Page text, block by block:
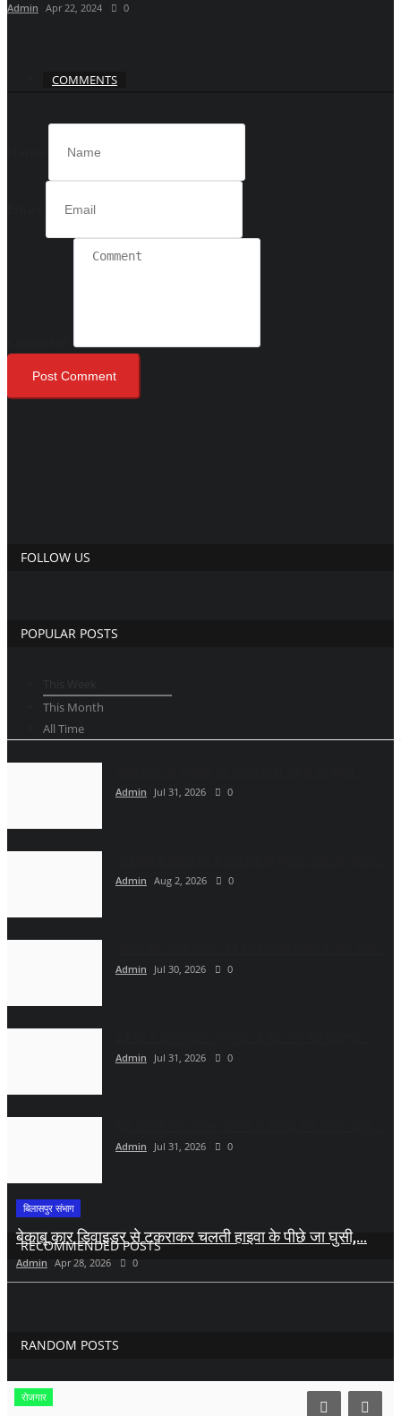
Admin Apr 22, 2024 0
COMMENTS
Post Comment
FOLLOW US
POPULAR POSTS
This Month
All Time
Admin Jul 31, 2026 0
Admin Aug 2, 2026 0
Admin Jul 30, 2026 0
Admin Jul 31, 2026 0
Admin Jul 31, 2026 0
RECOMMENDED POSTS
बिलासपुर संभाग
बेकाबू कार डिवाइडर से टकराकर चलती हाइवा के पीछे जा घुसी,...
Admin Apr 28, 2026 0
RANDOM POSTS
रोजगार